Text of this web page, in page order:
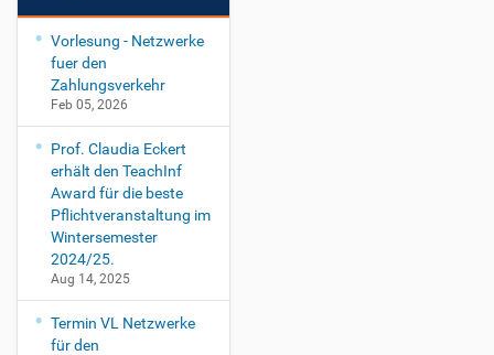
Vorlesung - Netzwerke
fuer den
Zahlungsverkehr
Feb 05, 2026
Prof. Claudia Eckert
erhält den TeachInf
Award für die beste
Pflichtveranstaltung im
Wintersemester
2024/25.
Aug 14, 2025
Termin VL Netzwerke
für den